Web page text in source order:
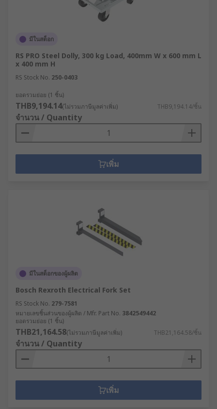
มีในสต็อก
RS PRO Steel Dolly, 300 kg Load, 400mm W x 600 mm L
x 400 mm H
RS Stock No. 250-0403
ยอดรวมย่อย (1 ชิ้น)
THB9,194.14(ไม่รวมภาษีมูลค่าเพิ่ม) THB9,194.14/ชิ้น
จำนวน / Quantity
เพิ่ม
มีในสต็อกของผู้ผลิต
Bosch Rexroth Electrical Fork Set
RS Stock No. 279-7581
หมายเลขชิ้นส่วนของผู้ผลิต / Mfr. Part No. 3842549442
ยอดรวมย่อย (1 ชิ้น)
THB21,164.58(ไม่รวมภาษีมูลค่าเพิ่ม) THB21,164.58/ชิ้น
จำนวน / Quantity
เพิ่ม